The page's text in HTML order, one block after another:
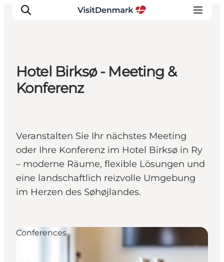
Inspiration
Reiseplanung
Hotel Birksø - Meeting &
Konferenz
Veranstalten Sie Ihr nächstes Meeting
oder Ihre Konferenz im Hotel Birksø in Ry
– moderne Räume, flexible Lösungen und
eine landschaftlich reizvolle Umgebung
im Herzen des Søhøjlandes.
Conferences